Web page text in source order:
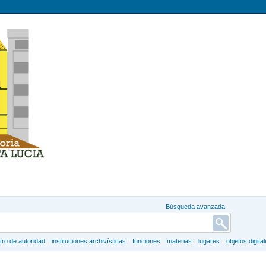
Búsqueda avanzada
de autoridad instituciones archivísticas funciones materias lugares objetos